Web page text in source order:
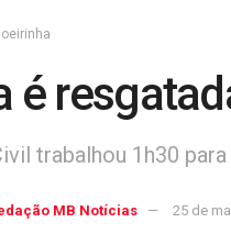
é
trabalhou 1h30
MB Notícias 25 de